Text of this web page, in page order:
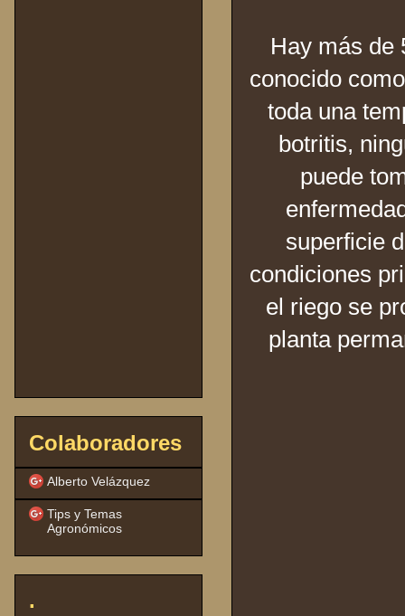
Hay más de
conocido
toda una
botritis,
puede
superficie
condiciones
el riego se
planta
Colaboradores
Alberto Velázquez
Tips y Temas
Agronómicos
.